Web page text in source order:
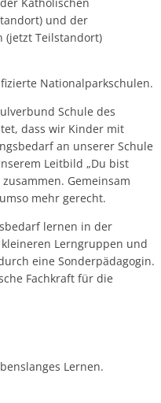
Lastschriftverfahren
und der
(jetzt Teilstandort)
Nationalparkschulen.
Schule des
dass wir Kinder mit
an unserer Schule
Leitbild „Du bist
Gemeinsam
mehr gerecht.
lernen in der
Lerngruppen und
eine Sonderpädagogin.
Fachkraft für die
Lernen.